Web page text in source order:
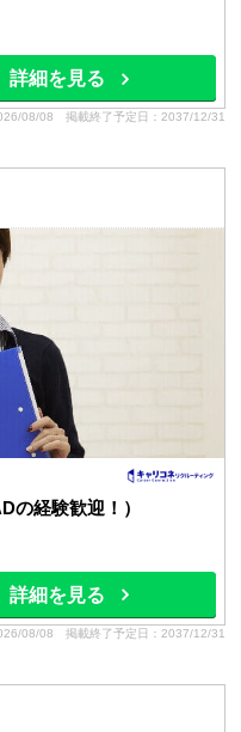
詳細を見る
08/08 掲載終了予定日：2037/12/31
の経験歓迎！）
詳細を見る
08/08 掲載終了予定日：2037/12/31